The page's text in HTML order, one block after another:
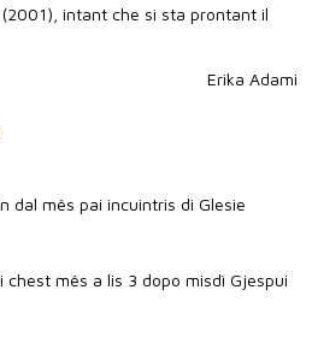
intant che si sta prontant il
Erika Adami
dal mês pai incuintris di Glesie
chest mês a lis 3 dopo misdì Gjespui